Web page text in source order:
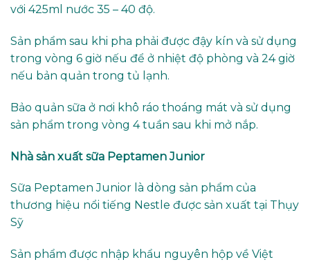
với 425ml nước 35 – 40 độ.
Sản phẩm sau khi pha phải được đậy kín và sử dụng
trong vòng 6 giờ nếu để ở nhiệt độ phòng và 24 giờ
nếu bản quản trong tủ lạnh.
Bảo quản sữa ở nơi khô ráo thoáng mát và sử dụng
sản phẩm trong vòng 4 tuần sau khi mở nắp.
Nhà sản xuất sữa Peptamen Junior
Sữa Peptamen Junior là dòng sản phẩm của
thương hiệu nổi tiếng Nestle được sản xuất tại Thụy
Sỹ
Sản phẩm được nhập khẩu nguyên hộp về Việt